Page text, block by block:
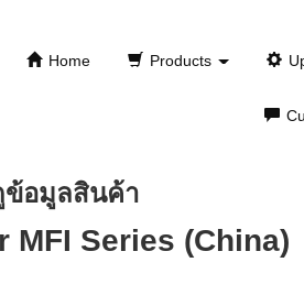
Home Products
ข้อมูลสินค้า
MFI Series (China)